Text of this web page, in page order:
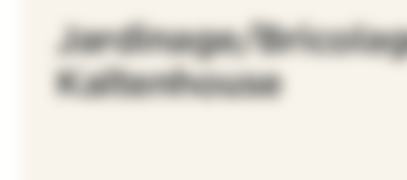
Jardinage/
Kaltenhouse